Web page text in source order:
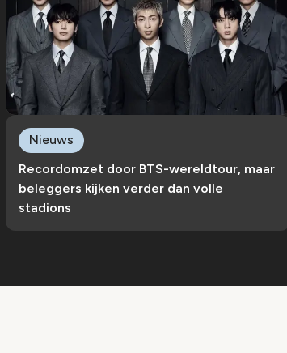
Recordomzet door BTS-wereldtour, maar
beleggers kijken verder dan volle
stadions
Nieuws